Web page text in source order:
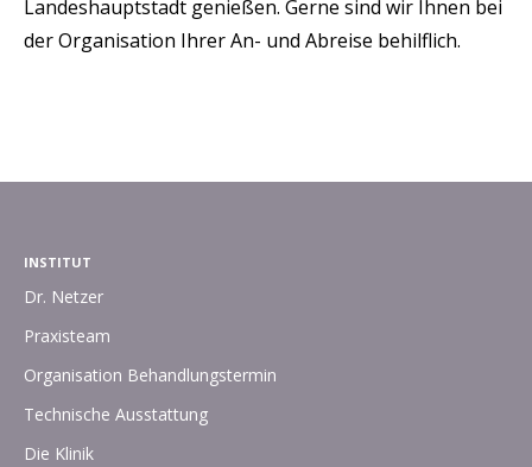
Landeshauptstadt genießen. Gerne sind wir Ihnen bei
der Organisation Ihrer An- und Abreise behilflich.
INSTITUT
Dr. Netzer
Praxisteam
Organisation Behandlungstermin
Technische Ausstattung
Die Klinik